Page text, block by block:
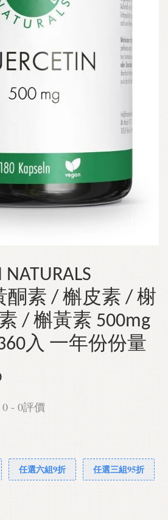
酮素 / 槲皮素 / 榭
/ 槲黃素 500mg
入 一年份份量
0 - 0評價
任選六組9折 任選三組95折